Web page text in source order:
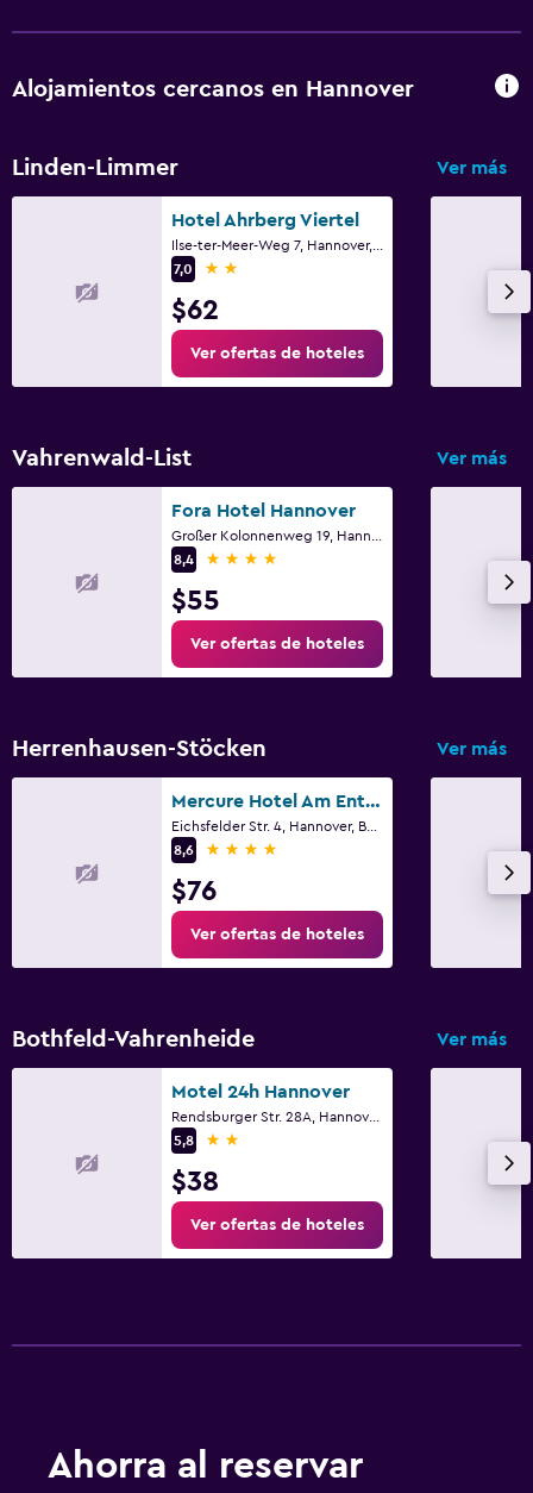
Alojamientos cercanos en Hannover
Linden-Limmer Ver más
Hotel Ahrberg Viertel
7,0
2 estrellas
$62
Ver ofertas de hoteles
Vahrenwald-List Ver más
Fora Hotel Hannover
8,4
4 estrellas
$55
Ver ofertas de hoteles
Herrenhausen-Stöcken Ver más
Mercure Hotel Am Entenfang Hannover
8,6
4 estrellas
$76
Ver ofertas de hoteles
Bothfeld-Vahrenheide Ver más
Motel 24h Hannover
5,8
2 estrellas
$38
Ver ofertas de hoteles
Ahorra al reservar